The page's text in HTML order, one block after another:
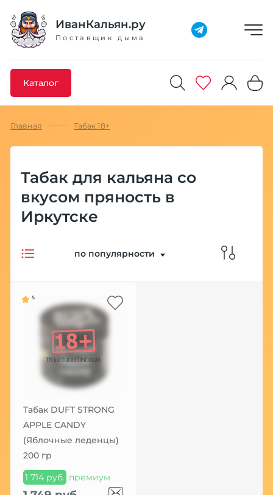
ИванКальян.ру
Поставщик дыма
Каталог
Добавлено максимальное кол-во товара
Главная Табак 18+
Табак для кальяна со
вкусом пряность в
Иркутске
по популярности
5
Табак DUFT STRONG
APPLE CANDY
(Яблочные леденцы)
200 гр
1 714 руб. премиум